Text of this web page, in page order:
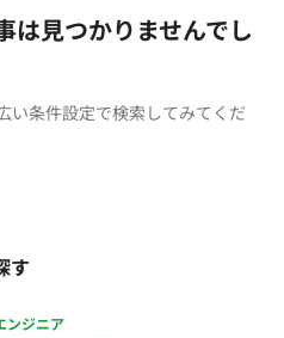
は見つかりませんでし
い条件設定で検索してみてくだ
す
ンジニア